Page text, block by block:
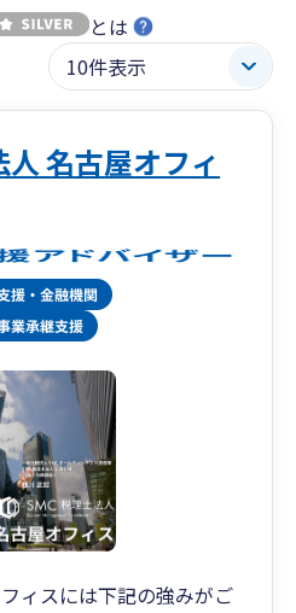
とは
名古屋オフィ
ィスには下記の強みがご